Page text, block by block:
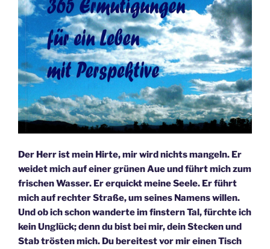
Der Herr ist mein Hirte, mir wird nichts mangeln. Er
weidet mich auf einer grünen Aue und führt mich zum
frischen Wasser. Er erquickt meine Seele. Er führt
mich auf rechter Straße, um seines Namens willen.
Und ob ich schon wanderte im finstern Tal, fürchte ich
kein Unglück; denn du bist bei mir, dein Stecken und
Stab trösten mich. Du bereitest vor mir einen Tisch